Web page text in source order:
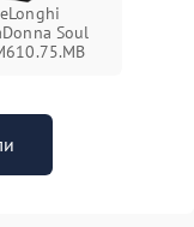
Soul